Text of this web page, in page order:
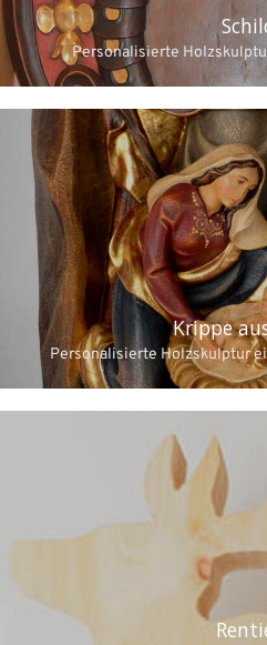
Personalisierte
Krippe
Personalisierte Holzskulptur